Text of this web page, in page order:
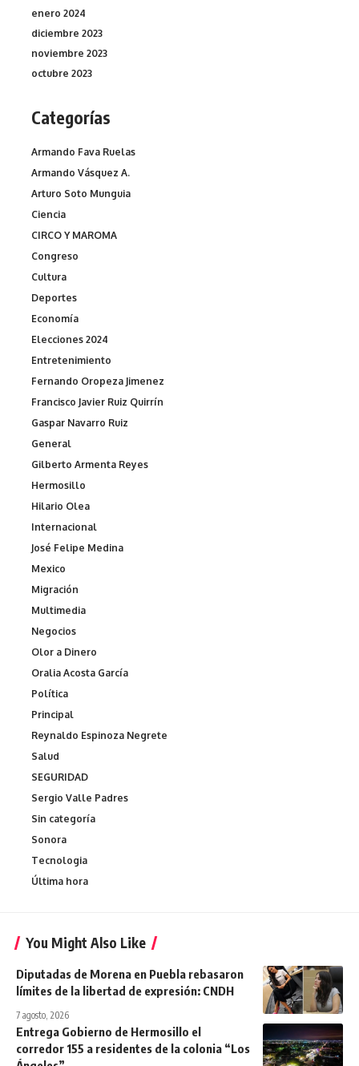
enero 2024
diciembre 2023
noviembre 2023
octubre 2023
Categorías
Armando Fava Ruelas
Armando Vásquez A.
Arturo Soto Munguia
Ciencia
CIRCO Y MAROMA
Congreso
Cultura
Deportes
Economía
Elecciones 2024
Entretenimiento
Fernando Oropeza Jimenez
Francisco Javier Ruiz Quirrín
Gaspar Navarro Ruiz
General
Gilberto Armenta Reyes
Hermosillo
Hilario Olea
Internacional
José Felipe Medina
Mexico
Migración
Multimedia
Negocios
Olor a Dinero
Oralia Acosta García
Política
Principal
Reynaldo Espinoza Negrete
Salud
SEGURIDAD
Sergio Valle Padres
Sin categoría
Sonora
Tecnologia
Última hora
You Might Also Like
Diputadas de Morena en Puebla rebasaron
límites de la libertad de expresión: CNDH
7 agosto, 2026
Entrega Gobierno de Hermosillo el
corredor 155 a residentes de la colonia “Los